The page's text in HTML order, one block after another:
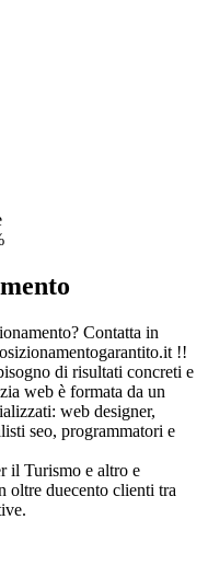
Contatta in
!!
di risultati concreti e
web è formata da un
web designer,
seo, programmatori e
il Turismo e altro e
oltre duecento clienti tra